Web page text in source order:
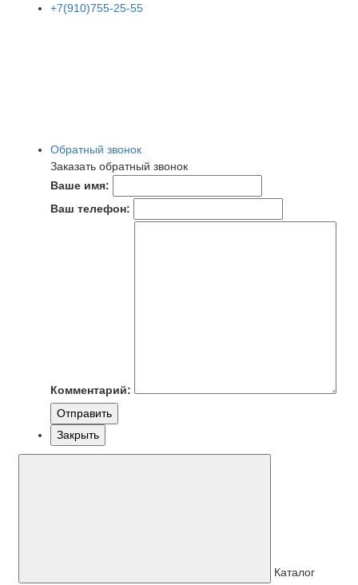
+7(910)755-25-55
Обратный звонок
Заказать обратный звонок
Ваше имя:
Ваш телефон:
Комментарий:
Отправить
Закрыть
Каталог